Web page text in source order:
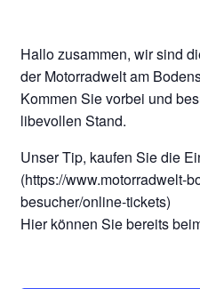
Hallo zusammen, wir sind
der Motorradwelt am
Kommen Sie vorbei und
libevollen Stand.
Unser Tip, kaufen Sie die
(https://www.motorradwelt-
besucher/online-tickets)
Hier können Sie bereits